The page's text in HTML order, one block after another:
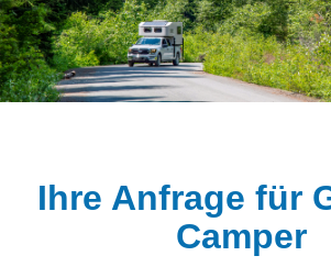
Ihre Anfrage für
Camper